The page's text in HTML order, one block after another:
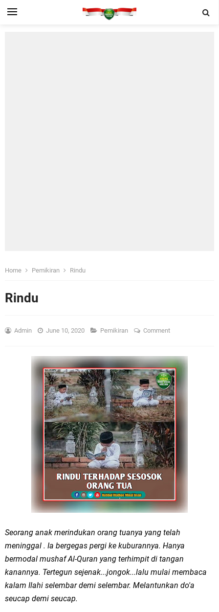
Home Pemikiran Rindu
Rindu
Admin June 10, 2020 Pemikiran Comment
Seorang anak merindukan orang tuanya yang telah
meninggal . Ia bergegas pergi ke kuburannya. Hanya
bermodal mushaf Al-Quran yang terhimpit di tangan
kanannya. Tertegun sejenak...jongok...lalu mulai membaca
kalam Ilahi selembar demi selembar. Melantunkan do'a
seucap demi seucap.